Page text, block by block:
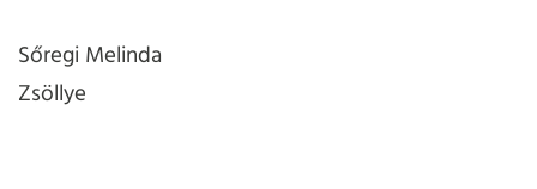
Sőregi Melinda
Zsöllye